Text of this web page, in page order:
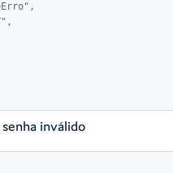
inválido